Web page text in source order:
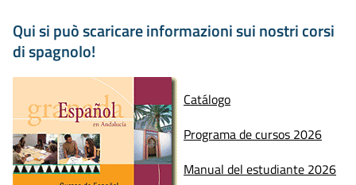
Qui si può scaricare informazioni sui nostri corsi
di spagnolo!
Catálogo
Programa de cursos 2026
Manual del estudiante 2026